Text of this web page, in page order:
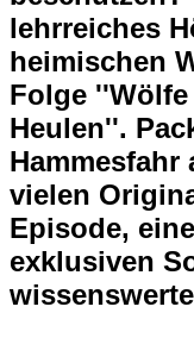
lehrreiches
heimischen
Folge
Heulen''.
vielen
Episode,
exklusiven